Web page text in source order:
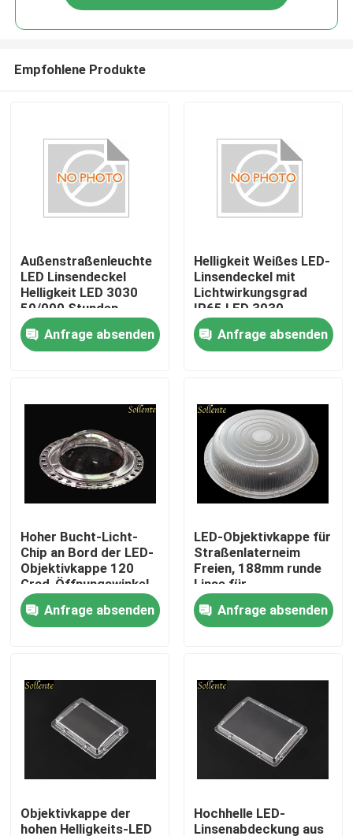
Produkte
Videos
Über uns
Fabrik-Ausflug
Qualitätskontrolle
Treten Sie mit uns in Verbindung
Nachrichten
Fälle
Straßenlaterne-Modul
Empfohlene Produkte
Außenstraßenleuchte
LED Linsendeckel
Helligkeit LED 3030
50/000 Stunden
Lebensdauer
Anfrage absenden
Helligkeit Weißes LED-
Linsendeckel mit
Lichtwirkungsgrad
IP65 LED 3030
Anfrage absenden
Hoher Bucht-Licht-
Chip an Bord der LED-
Objektivkappe 120
Grad-Öffnungswinkel
Anfrage absenden
LED-Objektivkappe für
Straßenlaterneim
Freien, 188mm runde
Linse für
Straßenbeleuchtung
Anfrage absenden
Objektivkappe der
hohen Helligkeits-LED
Hochhelle LED-
Linsenabdeckung aus